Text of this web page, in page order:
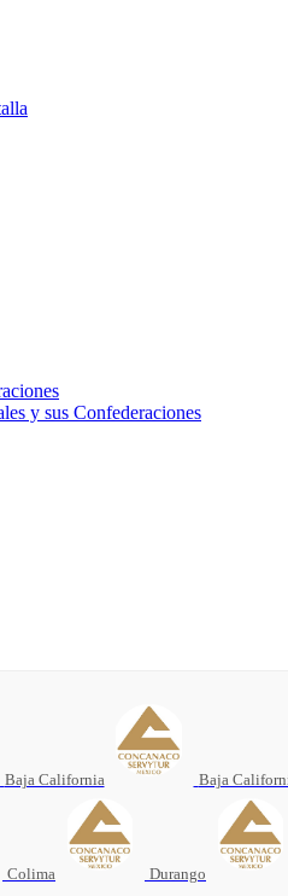
y sus Confederaciones
Baja California Baja
Colima Durango